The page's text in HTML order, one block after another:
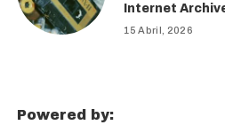
Internet
15 Abril, 2026
Powered by: